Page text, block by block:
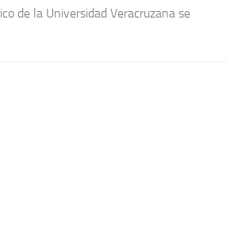
de la Universidad Veracruzana se